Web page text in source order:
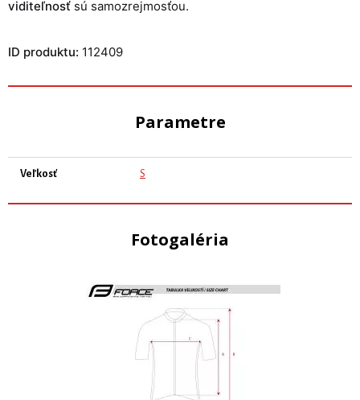
viditeľnosť sú samozrejmosťou.
ID produktu: 112409
Parametre
Veľkosť S
Fotogaléria